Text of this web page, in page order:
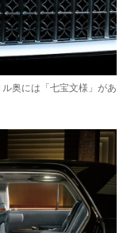
奥には「七宝文様」があ